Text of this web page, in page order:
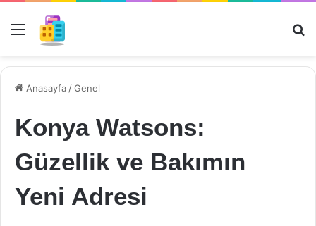
Menü
Anasayfa /Genel
Konya Watsons:
Güzellik ve Bakımın
Yeni Adresi